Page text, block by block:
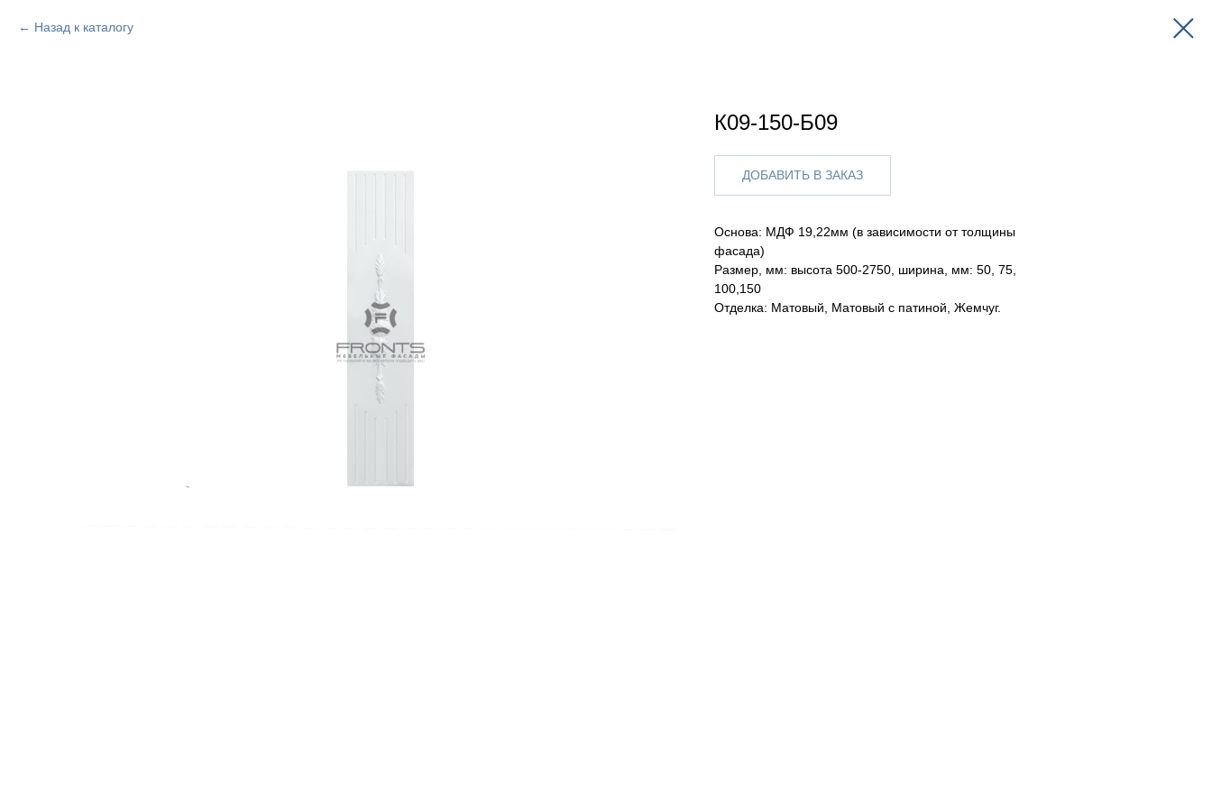
Назад к каталогу
К09-150-Б09
ДОБАВИТЬ В ЗАКАЗ
Основа: МДФ 19,22мм (в зависимости от толщины
фасада)
Размер, мм: высота 500-2750, ширина, мм: 50, 75,
100,150
Отделка: Матовый, Матовый с патиной, Жемчуг.